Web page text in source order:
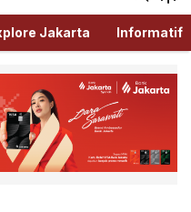
Disini!Jakarta Informatif